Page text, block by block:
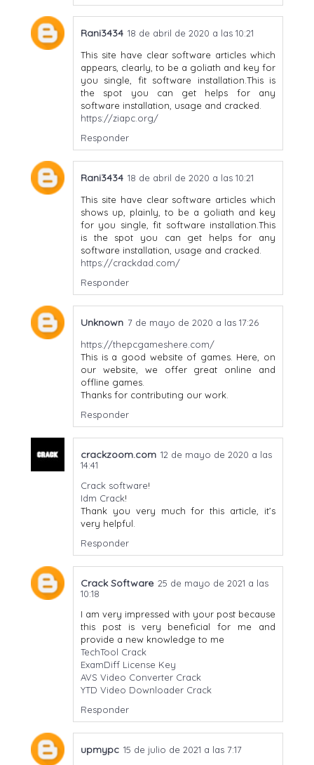
Rani3434 18 de abril de 2020 a las 10:21
This site have clear software articles which
appears, clearly, to be a goliath and key for
you single, fit software installation.This is
the spot you can get helps for any
software installation, usage and cracked.
https://ziapc.org/
Responder
Rani3434 18 de abril de 2020 a las 10:21
This site have clear software articles which
shows up, plainly, to be a goliath and key
for you single, fit software installation.This
is the spot you can get helps for any
software installation, usage and cracked.
https://crackdad.com/
Responder
Unknown 7 de mayo de 2020 a las 17:26
https://thepcgameshere.com/
This is a good website of games. Here, on
our website, we offer great online and
offline games.
Thanks for contributing our work.
Responder
crackzoom.com 12 de mayo de 2020 a las
14:41
Crack software!
Idm Crack!
Thank you very much for this article, it’s
very helpful.
Responder
Crack Software 25 de mayo de 2021 a las
10:18
I am very impressed with your post because
this post is very beneficial for me and
provide a new knowledge to me
TechTool Crack
ExamDiff License Key
AVS Video Converter Crack
YTD Video Downloader Crack
Responder
upmypc 15 de julio de 2021 a las 7:17